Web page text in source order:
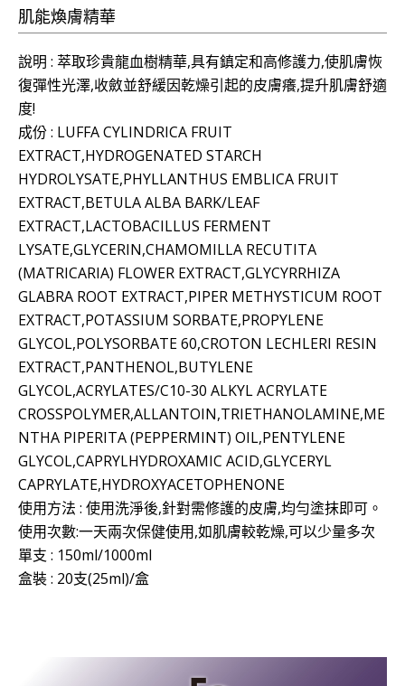
肌能煥膚精華
說明 : 萃取珍貴龍血樹精華,具有鎮定和高修護力,使肌膚恢
復彈性光澤,收斂並舒緩因乾燥引起的皮膚癢,提升肌膚舒適
度!
成份 : LUFFA CYLINDRICA FRUIT
EXTRACT,HYDROGENATED STARCH
HYDROLYSATE,PHYLLANTHUS EMBLICA FRUIT
EXTRACT,BETULA ALBA BARK/LEAF
EXTRACT,LACTOBACILLUS FERMENT
LYSATE,GLYCERIN,CHAMOMILLA RECUTITA
(MATRICARIA) FLOWER EXTRACT,GLYCYRRHIZA
GLABRA ROOT EXTRACT,PIPER METHYSTICUM ROOT
EXTRACT,POTASSIUM SORBATE,PROPYLENE
GLYCOL,POLYSORBATE 60,CROTON LECHLERI RESIN
EXTRACT,PANTHENOL,BUTYLENE
GLYCOL,ACRYLATES/C10-30 ALKYL ACRYLATE
CROSSPOLYMER,ALLANTOIN,TRIETHANOLAMINE,ME
NTHA PIPERITA (PEPPERMINT) OIL,PENTYLENE
GLYCOL,CAPRYLHYDROXAMIC ACID,GLYCERYL
CAPRYLATE,HYDROXYACETOPHENONE
使用方法 : 使用洗淨後,針對需修護的皮膚,均勻塗抹即可。
使用次數:一天兩次保健使用,如肌膚較乾燥,可以少量多次
單支 : 150ml/1000ml
盒裝 : 20支(25ml)/盒